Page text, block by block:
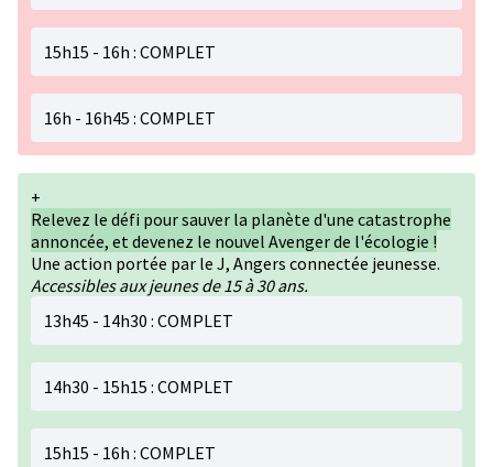
15h15 - 16h : COMPLET
16h - 16h45 : COMPLET
+
Relevez le défi pour sauver la planète d'une catastrophe
annoncée, et devenez le nouvel Avenger de l'écologie !
Une action portée par le J, Angers connectée jeunesse.
Accessibles aux jeunes de 15 à 30 ans.
13h45 - 14h30 : COMPLET
14h30 - 15h15 : COMPLET
15h15 - 16h : COMPLET